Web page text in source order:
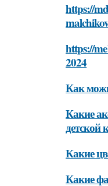
https://
https://
2024
Как
Какие
детской
Какие
Какие